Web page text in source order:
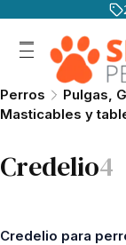
Perros
Pulgas,
Masticables y
Credelio4
Credelio para